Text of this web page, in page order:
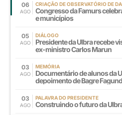
06
AGO
CRIAÇÃO DE OBSERVATÓRIO DE
Congresso da Famurs
e municípios
05
AGO
DIÁLOGO
Presidente da Ulbra recebe
ex-ministro Carlos Marun
03
AGO
MEMÓRIA
Documentário de alunos da
depoimento de Bagre
03
AGO
PALAVRA DO PRESIDENTE
Construindo o futuro da